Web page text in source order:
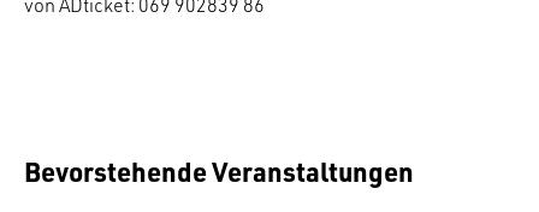
Bevorstehende Veranstaltungen